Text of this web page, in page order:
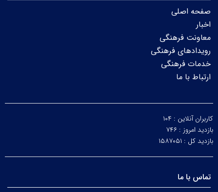
صفحه اصلی
اخبار
معاونت فرهنگی
رویدادهای فرهنگی
خدمات فرهنگی
ارتباط با ما
کاربران آنلاین : ۱۰۴
بازدید امروز : ۷۴۶
بازدید کل : ۱۵۸۷۰۵۱
تماس با ما